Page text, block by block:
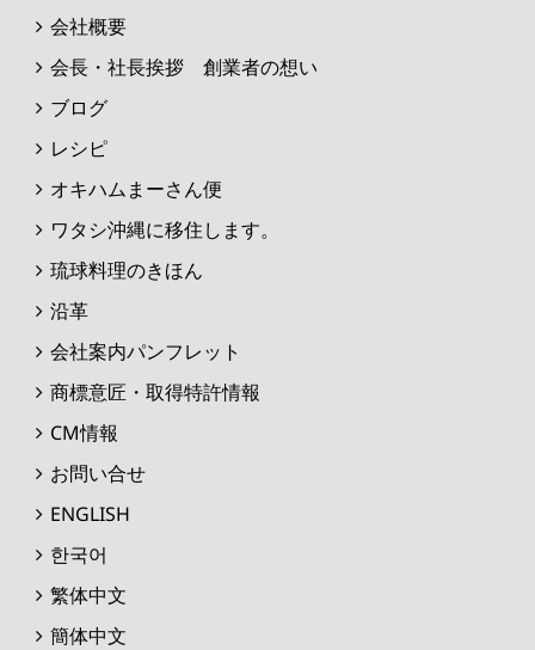
会社概要
会長・社長挨拶 創業者の想い
ブログ
レシピ
オキハムまーさん便
ワタシ沖縄に移住します。
琉球料理のきほん
沿革
会社案内パンフレット
商標意匠・取得特許情報
CM情報
お問い合せ
ENGLISH
한국어
繁体中文
簡体中文